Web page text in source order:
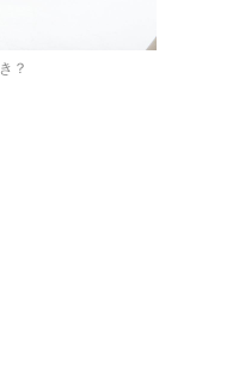
？